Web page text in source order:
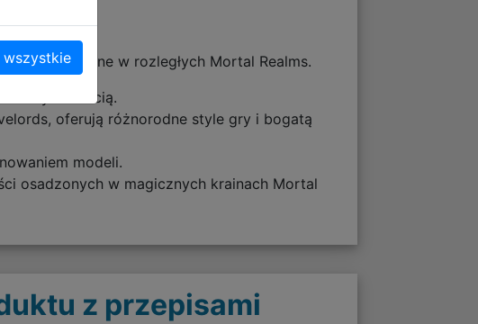
osadzone w rozległych Mortal Realms.
oferują różnorodne style gry i bogatą
modeli.
osadzonych w magicznych krainach Mortal
z przepisami
wszystkie